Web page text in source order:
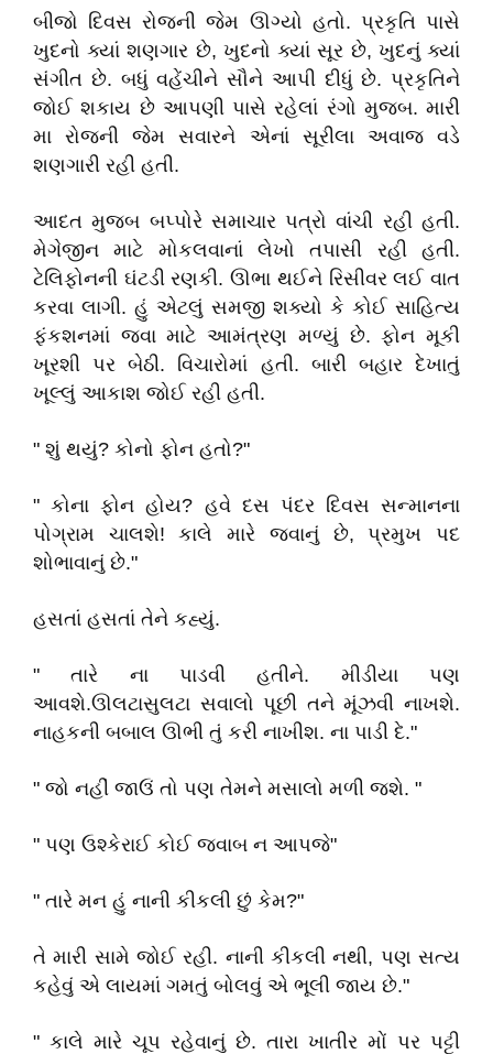
બીજો દિવસ રોજની જેમ ઊગ્યો હતો. પ્રકૃતિ પાસે
ખુદનો ક્યાં શણગાર છે, ખુદનો ક્યાં સૂર છે, ખુદનું ક્યાં
સંગીત છે. બધું વહેંચીને સૌને આપી દીધું છે. પ્રકૃતિને
જોઈ શકાય છે આપણી પાસે રહેલાં રંગો મુજબ. મારી
મા રોજની જેમ સવારને એનાં સૂરીલા અવાજ વડે
શણગારી રહી હતી.
આદત મુજબ બપ્પોરે સમાચાર પત્રો વાંચી રહી હતી.
મેગેજીન માટે મોકલવાનાં લેખો તપાસી રહી હતી.
ટેલિફોનની ઘંટડી રણકી. ઊભા થઈને રિસીવર લઈ વાત
કરવા લાગી. હું એટલું સમજી શક્યો કે કોઈ સાહિત્ય
ફંકશનમાં જવા માટે આમંત્રણ મળ્યું છે. ફોન મૂકી
ખૂરશી પર બેઠી. વિચારોમાં હતી. બારી બહાર દેખાતું
ખૂલ્લું આકાશ જોઈ રહી હતી.
" શું થયું? કોનો ફોન હતો?"
" કોના ફોન હોય? હવે દસ પંદર દિવસ સન્માનના
પોગ્રામ ચાલશે! કાલે મારે જવાનું છે, પ્રમુખ પદ
શોભાવાનું છે."
હસતાં હસતાં તેને કહ્યું.
" તારે ના પાડવી હતીને. મીડીયા પણ
આવશે.ઊલટાસુલટા સવાલો પૂછી તને મૂંઝવી નાખશે.
નાહકની બબાલ ઊભી તું કરી નાખીશ. ના પાડી દે."
" જો નહીં જાઉં તો પણ તેમને મસાલો મળી જશે. "
" પણ ઉશ્કેરાઈ કોઈ જવાબ ન આપજે"
" તારે મન હું નાની કીકલી છું કેમ?"
તે મારી સામે જોઈ રહી. નાની કીકલી નથી, પણ સત્ય
કહેવું એ લાયમાં ગમતું બોલવું એ ભૂલી જાય છે."
" કાલે મારે ચૂપ રહેવાનું છે. તારા ખાતીર મોં પર પટ્ટી